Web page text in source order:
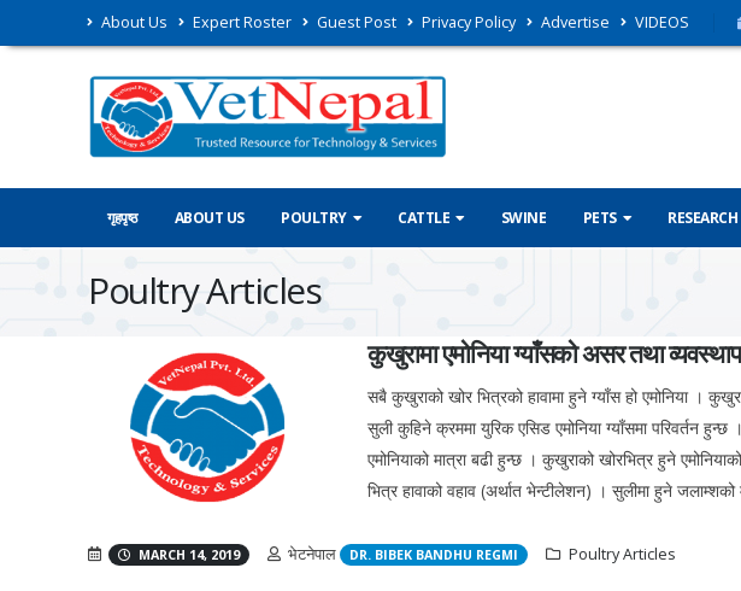
About Us Expert Roster Guest Post Privacy Policy Advertise VIDEOS
गृहपृष्ठ ABOUT US POULTRY CATTLE SWINE PETS
Poultry Articles
कुखुरामा एमोनिया ग्याँसको असर तथा
सबै कुखुराको खोर भित्रको हावामा हुने ग्याँस हो एमोनिया ।
सुली कुहिने क्रममा युरिक एसिड एमोनिया ग्याँसमा परिवर्तन
एमोनियाको मात्रा बढी हुन्छ । कुखुराको खोरभित्र हुने
भित्र हावाको वहाव (अर्थात भेन्टीलेशन) । सुलीमा हुने जलाम्शको
MARCH 14, 2019 भेटनेपाल DR. BIBEK BANDHU REGMI Poultry Articles